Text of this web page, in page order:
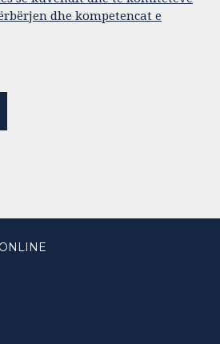
dhe kompetencat e